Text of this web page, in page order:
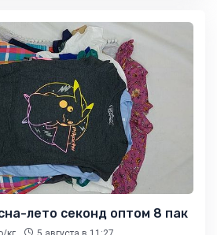
лето секонд оптом 8 пак